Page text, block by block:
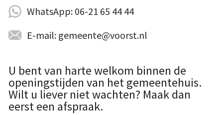
WhatsApp: 06-21 65 44 44
E-mail: gemeente@voorst.nl
U bent van harte welkom binnen de
openingstijden van het gemeentehuis.
Wilt u liever niet wachten? Maak dan
eerst een afspraak.